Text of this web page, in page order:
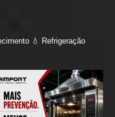
💧 Refrigeração